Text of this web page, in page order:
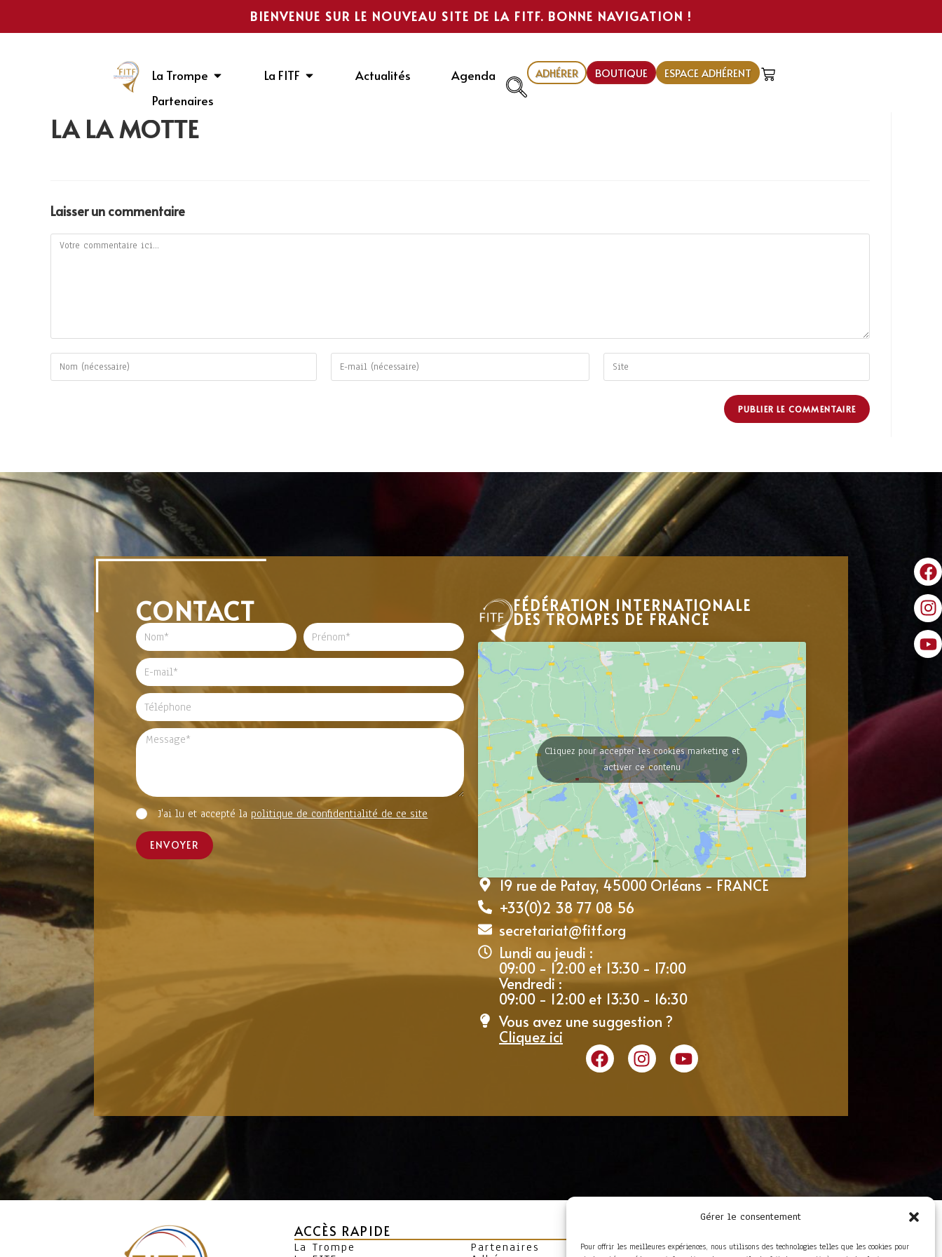
Gérer le consentement
Pour offrir les meilleures expériences, nous utilisons des technologies telles que les cookies pour
BIENVENUE SUR LE NOUVEAU SITE DE LA FITF. BONNE NAVIGATION !
La Trompe La FITF Actualités
Agenda
Partenaires
ADHÉRER BOUTIQUE ESPACE ADHÉRENT
LA LA MOTTE
Laisser un commentaire
CONTACT
J'ai lu et accepté la politique de confidentialité de ce site
ENVOYER
FÉDÉRATION INTERNATIONALE
DES TROMPES DE FRANCE
Cliquez pour accepter les cookies marketing et
activer ce contenu
19 rue de Patay, 45000 Orléans - FRANCE
+33(0)2 38 77 08 56
secretariat@fitf.org
Lundi au jeudi :
09:00 - 12:00 et 13:30 - 17:00
Vendredi :
09:00 - 12:00 et 13:30 - 16:30
Vous avez une suggestion ?
Cliquez ici
ACCÈS RAPIDE
La Trompe Partenaires Foire aux questions